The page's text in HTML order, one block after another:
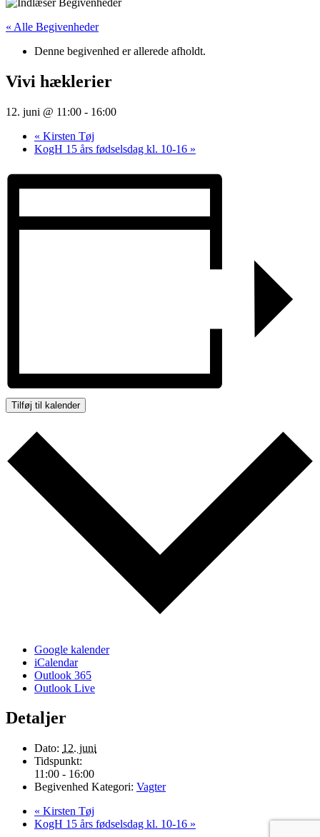
« Alle Begivenheder
Denne begivenhed er allerede afholdt.
Vivi hæklerier
12. juni @ 11:00 - 16:00
« Kirsten Tøj
KogH 15 års fødselsdag kl. 10-16 »
Tilføj til kalender
Google kalender
iCalendar
Outlook 365
Outlook Live
Detaljer
Dato: 12. juni
Tidspunkt:
11:00 - 16:00
Begivenhed Kategori: Vagter
« Kirsten Tøj
KogH 15 års fødselsdag kl. 10-16 »